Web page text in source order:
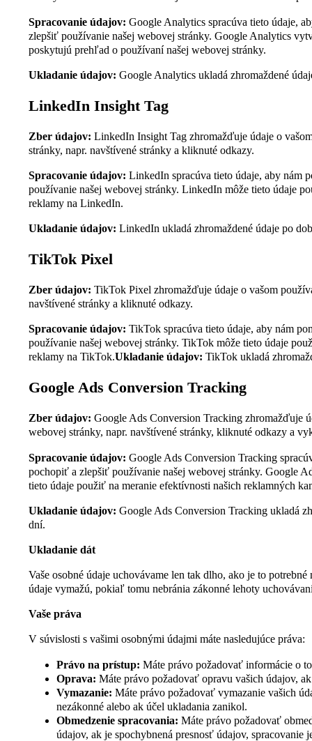
Spracovanie údajov: Google Analytics spracúva tieto údaje,
zlepšiť používanie našej webovej stránky. Google Analytics
poskytujú prehľad o používaní našej webovej stránky.
Ukladanie údajov: Google Analytics ukladá zhromaždené
LinkedIn Insight Tag
Zber údajov: LinkedIn Insight Tag zhromažďuje údaje o
stránky, napr. navštívené stránky a kliknuté odkazy.
Spracovanie údajov: LinkedIn spracúva tieto údaje, aby nám
používanie našej webovej stránky. LinkedIn môže tieto údaje
reklamy na LinkedIn.
Ukladanie údajov: LinkedIn ukladá zhromaždené údaje po
TikTok Pixel
Zber údajov: TikTok Pixel zhromažďuje údaje o vašom
navštívené stránky a kliknuté odkazy.
Spracovanie údajov: TikTok spracúva tieto údaje, aby nám
používanie našej webovej stránky. TikTok môže tieto údaje
reklamy na TikTok.Ukladanie údajov: TikTok ukladá
Google Ads Conversion Tracking
Zber údajov: Google Ads Conversion Tracking zhromažďuje
webovej stránky, napr. navštívené stránky, kliknuté odkazy a
Spracovanie údajov: Google Ads Conversion Tracking
pochopiť a zlepšiť používanie našej webovej stránky. Google
tieto údaje použiť na meranie efektívnosti našich reklamných
Ukladanie údajov: Google Ads Conversion Tracking ukladá
dní.
Ukladanie dát
Vaše osobné údaje uchovávame len tak dlho, ako je to potrebné
údaje vymažú, pokiaľ tomu nebránia zákonné lehoty
Vaše práva
V súvislosti s vašimi osobnými údajmi máte nasledujúce práva:
Právo na prístup: Máte právo požadovať informácie o
Oprava: Máte právo požadovať opravu vašich údajov,
Vymazanie: Máte právo požadovať vymazanie vašich
nezákonné alebo ak účel ukladania zanikol.
Obmedzenie spracovania: Máte právo požadovať
údajov, ak je spochybnená presnosť údajov, spracovanie